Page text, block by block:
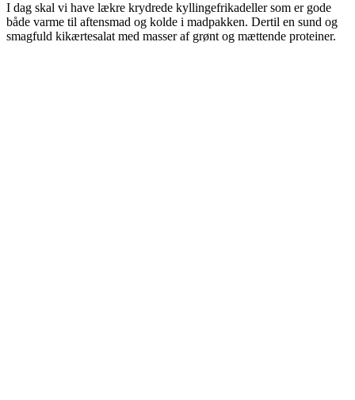
I dag skal vi have lækre krydrede kyllingefrikadeller som er gode
både varme til aftensmad og kolde i madpakken. Dertil en sund og
smagfuld kikærtesalat med masser af grønt og mættende proteiner.